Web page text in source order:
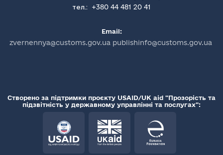
тел.:
+380 44 481 20 41
Email:
zvernennya@customs.gov.ua publishinfo@customs.gov.ua
Створено за підтримки проєкту USAID/UK aid "Прозорість та
підзвітність у державному управлінні та послугах":